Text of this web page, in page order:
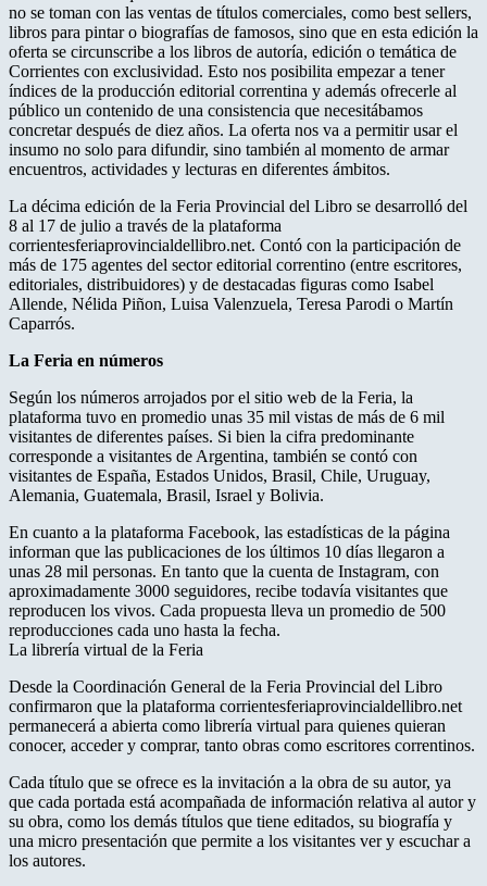
no se toman con las ventas de títulos comerciales, como best sellers,
libros para pintar o biografías de famosos, sino que en esta edición la
oferta se circunscribe a los libros de autoría, edición o temática de
Corrientes con exclusividad. Esto nos posibilita empezar a tener
índices de la producción editorial correntina y además ofrecerle al
público un contenido de una consistencia que necesitábamos
concretar después de diez años. La oferta nos va a permitir usar el
insumo no solo para difundir, sino también al momento de armar
encuentros, actividades y lecturas en diferentes ámbitos.
La décima edición de la Feria Provincial del Libro se desarrolló del
8 al 17 de julio a través de la plataforma
corrientesferiaprovincialdellibro.net. Contó con la participación de
más de 175 agentes del sector editorial correntino (entre escritores,
editoriales, distribuidores) y de destacadas figuras como Isabel
Allende, Nélida Piñon, Luisa Valenzuela, Teresa Parodi o Martín
Caparrós.
La Feria en números
Según los números arrojados por el sitio web de la Feria, la
plataforma tuvo en promedio unas 35 mil vistas de más de 6 mil
visitantes de diferentes países. Si bien la cifra predominante
corresponde a visitantes de Argentina, también se contó con
visitantes de España, Estados Unidos, Brasil, Chile, Uruguay,
Alemania, Guatemala, Brasil, Israel y Bolivia.
En cuanto a la plataforma Facebook, las estadísticas de la página
informan que las publicaciones de los últimos 10 días llegaron a
unas 28 mil personas. En tanto que la cuenta de Instagram, con
aproximadamente 3000 seguidores, recibe todavía visitantes que
reproducen los vivos. Cada propuesta lleva un promedio de 500
reproducciones cada uno hasta la fecha.
La librería virtual de la Feria
Desde la Coordinación General de la Feria Provincial del Libro
confirmaron que la plataforma corrientesferiaprovincialdellibro.net
permanecerá a abierta como librería virtual para quienes quieran
conocer, acceder y comprar, tanto obras como escritores correntinos.
Cada título que se ofrece es la invitación a la obra de su autor, ya
que cada portada está acompañada de información relativa al autor y
su obra, como los demás títulos que tiene editados, su biografía y
una micro presentación que permite a los visitantes ver y escuchar a
los autores.